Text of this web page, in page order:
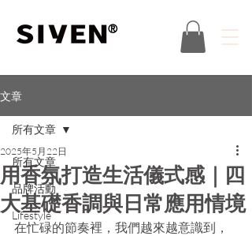
®
文章
所有文章
品牌活動
Lifestyle
所有文章
用香氛打造生活儀式感｜四
大基礎香調與日常應用情境
2025年5月22日
在忙碌的節奏裡，我們越來越意識到，